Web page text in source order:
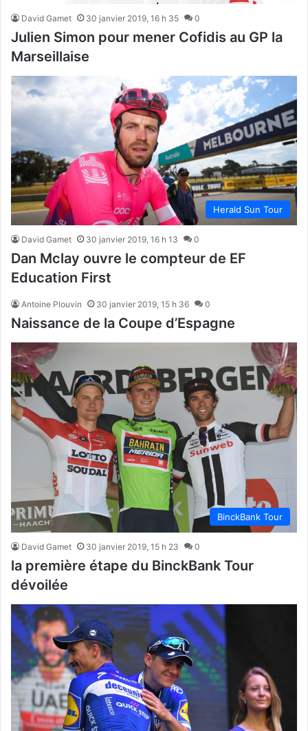
David Gamet 30 janvier 2019, 16 h 35 0
Julien Simon pour mener Cofidis au GP la
Marseillaise
Herald Sun Tour
David Gamet 30 janvier 2019, 16 h 13 0
Dan Mclay ouvre le compteur de EF
Education First
Antoine Plouvin 30 janvier 2019, 15 h 36 0
Naissance de la Coupe d’Espagne
BinckBank Tour
David Gamet 30 janvier 2019, 15 h 23 0
la première étape du BinckBank Tour
dévoilée